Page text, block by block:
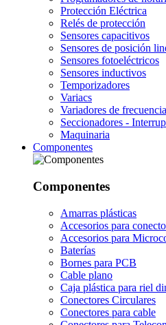
Protección Eléctrica
Relés de protección
Sensores capacitivos
Sensores de posición
Sensores fotoeléctricos
Sensores inductivos
Temporizadores
Variacs
Variadores de
Seccionadores -
Maquinaria
Componentes
Componentes
Amarras plásticas
Accesorios para
Accesorios para
Baterías
Bornes para PCB
Cable plano
Caja plástica para riel
Conectores Circulares
Conectores para cable